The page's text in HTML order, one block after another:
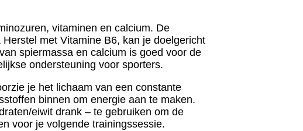
vitaminen en calcium. De
met Vitamine B6, kan je doelgericht
spiermassa en calcium is goed voor de
ondersteuning voor sporters.
je het lichaam van een constante
binnen om energie aan te maken.
eiwit drank – te gebruiken om de
voor je volgende trainingssessie.